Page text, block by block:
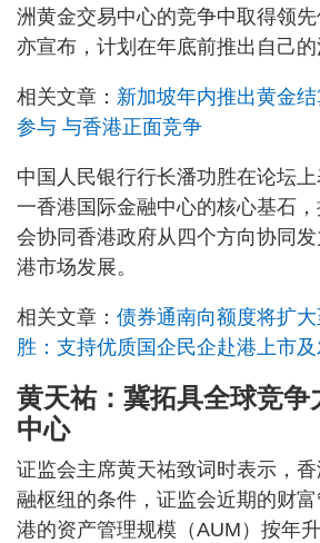
洲黄金交易中心的竞争中取得领
亦宣布，计划在年底前推出自己的
相关文章： 新加坡年内推出黄金
参与 与香港正面竞争
中国人民银行行长潘功胜在论坛
一香港国际金融中心的核心基石
会协同香港政府从四个方向协同
港市场发展。
相关文章： 债券通南向额度将扩
胜：支持优质国企民企赴港上市
黄天祐：冀拓具全球竞争
中心
证监会主席黄天祐致词时表示，
融枢纽的条件，证监会近期的财
港的资产管理规模（AUM）按年